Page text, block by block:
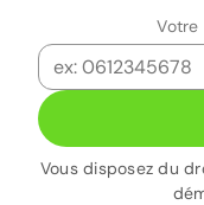
Votre
Vous disposez du